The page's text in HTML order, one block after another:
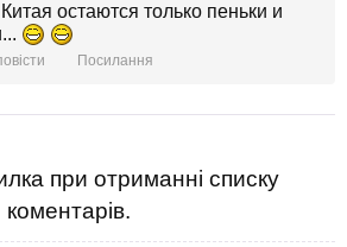
остаются только пеньки и
Посилання
при отриманні списку
коментарів.